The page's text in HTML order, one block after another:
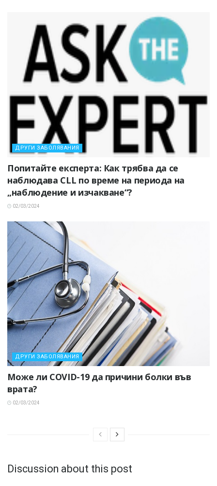
ДРУГИ ЗАБОЛЯВАНИЯ
Попитайте експерта: Как трябва да се
наблюдава CLL по време на периода на
„наблюдение и изчакване“?
02/03/2024
ДРУГИ ЗАБОЛЯВАНИЯ
Може ли COVID-19 да причини болки във
врата?
02/03/2024
Discussion about this post